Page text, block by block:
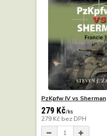
PzKpfw IV vs Sherman
279 Kč/ks
279 Kč bez DPH